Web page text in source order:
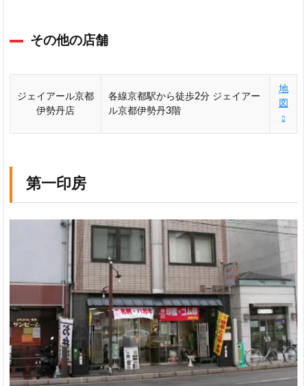
その他の店舗
ジェイアール京都
伊勢丹店
各線京都駅から徒歩2分 ジェイアー
ル京都伊勢丹3階
地
図
第一印房